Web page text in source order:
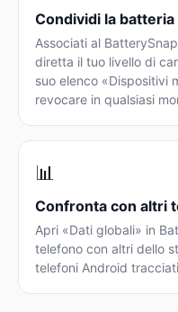
Condividi la
Associati al
diretta il tuo livello di
suo elenco «Dispositivi
revocare in qualsiasi
📊
Confronta con altri
Apri «Dati globali» in
telefono con altri dello
telefoni Android